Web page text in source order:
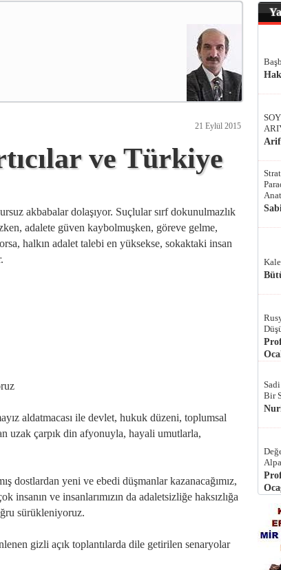
21 Eylül 2015
ve Türkiye
akbabalar dolaşıyor. Suçlular sırf dokunulmazlık
adalete güven kaybolmuşken, göreve gelme,
halkın adalet talebi en yüksekse, sokaktaki insan
aldatmacası ile devlet, hukuk düzeni, toplumsal
uzak çarpık din afyonuyla, hayali umutlarla,
dostlardan yeni ve ebedi düşmanlar kazanacağımız,
insanın ve insanlarımızın da adaletsizliğe haksızlığa
sürükleniyoruz.
gizli açık toplantılarda dile getirilen senaryolar
Arif
Bir